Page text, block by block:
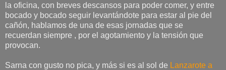
la oficina, con breves descansos para poder comer, y entre
bocado y bocado seguir levantándote para estar al pie del
cañón, hablamos de una de esas jornadas que se
recuerdan siempre , por el agotamiento y la tensión que
provocan.
Sarna con gusto no pica, y más si es al sol de Lanzarote a